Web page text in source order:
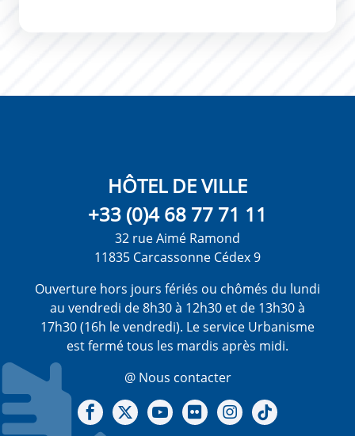
HÔTEL DE VILLE
+33 (0)4 68 77 71 11
32 rue Aimé Ramond
11835 Carcassonne Cédex 9
Ouverture hors jours fériés ou chômés du lundi
au vendredi de 8h30 à 12h30 et de 13h30 à
17h30 (16h le vendredi). Le service Urbanisme
est fermé tous les mardis après midi.
@ Nous contacter
Notre Facebook
Notre X - (twitter)
Notre chaine Youtube
Notre Gallerie sur Flickr
Notre Instagram